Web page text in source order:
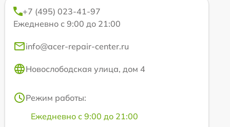
+7 (495) 023-41-97
Ежедневно с 9:00 до 21:00
info@acer-repair-center.ru
Новослободская улица, дом 4
Режим работы:
Ежедневно с 9:00 до 21:00